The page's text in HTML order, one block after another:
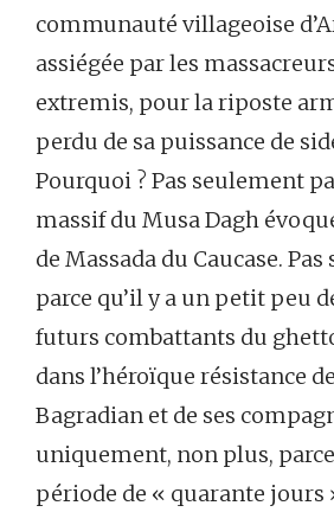
communauté villageoise
assiégée par les
extremis, pour la riposte
perdu de sa puissance de
Pourquoi ? Pas seulement
massif du Musa Dagh
de Massada du Caucase.
parce qu’il y a un petit peu
futurs combattants du
dans l’héroïque résistance
Bagradian et de ses
uniquement, non plus,
période de « quarante jours